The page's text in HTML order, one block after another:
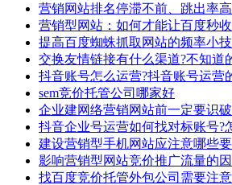
营销网站排名停滞不前、跳出率
营销型网站：如何才能让百度秒
提高百度蜘蛛抓取网站的频率小
交换友情链接有什么渠道?不知道
抖音账号怎么运营?抖音账号运营
sem竞价托管公司哪家好
企业建网络营销网站前一定要识
抖音企业号运营如何找对标账号?
建设营销型手机网站应注意哪些
影响营销型网站竞价推广流量的
找百度竞价托管外包公司需要注